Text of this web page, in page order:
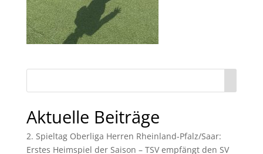
Aktuelle Beiträge
2. Spieltag Oberliga Herren Rheinland-Pfalz/Saar:
Erstes Heimspiel der Saison – TSV empfängt den SV